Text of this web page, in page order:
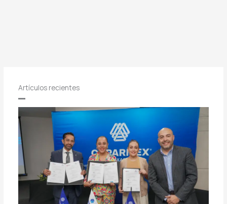
Artículos recientes